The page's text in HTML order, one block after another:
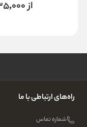
از 35,000
راه‌های ارتباطی با ما
شماره تماس